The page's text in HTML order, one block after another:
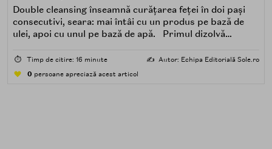
Double cleansing înseamnă curățarea feței în doi pași
consecutivi, seara: mai întâi cu un produs pe bază de
ulei, apoi cu unul pe bază de apă. Primul dizolvă
poluare. Al doilea îndepărtează impuritățile solubile în
⏱️ Timp de citire: 16 minute ✍️ Autor: Echipa Editorială Sole.ro
0 persoane apreciază acest articol